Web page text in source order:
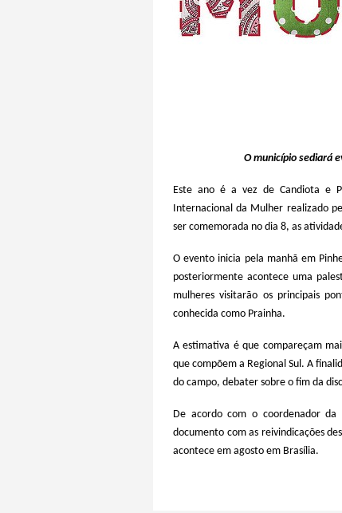
O município sediará
Este ano é a vez de Candiota e
Internacional da Mulher realizado
ser comemorada no dia 8, as
O evento inicia pela manhã em
posteriormente acontece uma
mulheres visitarão os principais
conhecida como Prainha.
A estimativa é que compareçam
que compõem a Regional Sul. A
do campo, debater sobre o fim da
De acordo com o coordenador
documento com as reivindicações
acontece em agosto em Brasília.